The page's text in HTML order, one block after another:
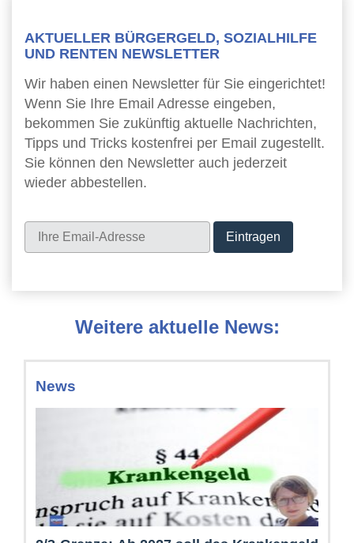
AKTUELLER BÜRGERGELD, SOZIALHILFE
UND RENTEN NEWSLETTER
Wir haben einen Newsletter für Sie eingerichtet!
Wenn Sie Ihre Email Adresse eingeben,
bekommen Sie zukünftig aktuelle Nachrichten,
Tipps und Tricks kostenfrei per Email zugestellt.
Sie können den Newsletter auch jederzeit
wieder abbestellen.
Weitere aktuelle News:
News